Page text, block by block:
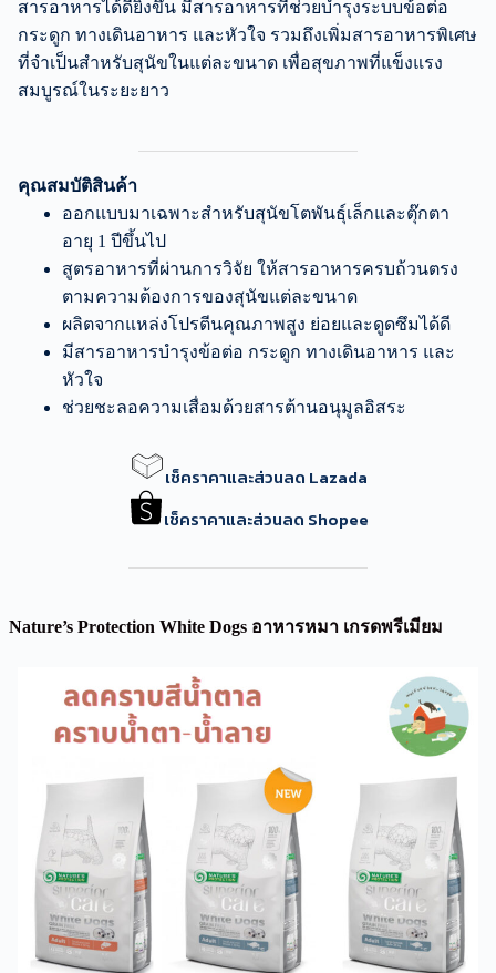
สารอาหารได้ดียิ่งขึ้น มีสารอาหารที่ช่วยบำรุงระบบข้อต่อ
กระดูก ทางเดินอาหาร และหัวใจ รวมถึงเพิ่มสารอาหารพิเศษ
ที่จำเป็นสำหรับสุนัขในแต่ละขนาด เพื่อสุขภาพที่แข็งแรง
สมบูรณ์ในระยะยาว
คุณสมบัติสินค้า
ออกแบบมาเฉพาะสำหรับสุนัขโตพันธุ์เล็กและตุ๊กตา
อายุ 1 ปีขึ้นไป
สูตรอาหารที่ผ่านการวิจัย ให้สารอาหารครบถ้วนตรง
ตามความต้องการของสุนัขแต่ละขนาด
ผลิตจากแหล่งโปรตีนคุณภาพสูง ย่อยและดูดซึมได้ดี
มีสารอาหารบำรุงข้อต่อ กระดูก ทางเดินอาหาร และ
หัวใจ
ช่วยชะลอความเสื่อมด้วยสารต้านอนุมูลอิสระ
เช็คราคาและส่วนลด Lazada
เช็คราคาและส่วนลด Shopee
Nature’s Protection White Dogs อาหารหมา เกรดพรีเมียม